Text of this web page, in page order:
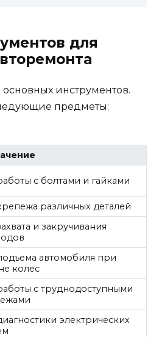
для
инструментов.
предметы:
с болтами и гайками
различных деталей
и закручивания
автомобиля при
колес
с труднодоступными
электрических